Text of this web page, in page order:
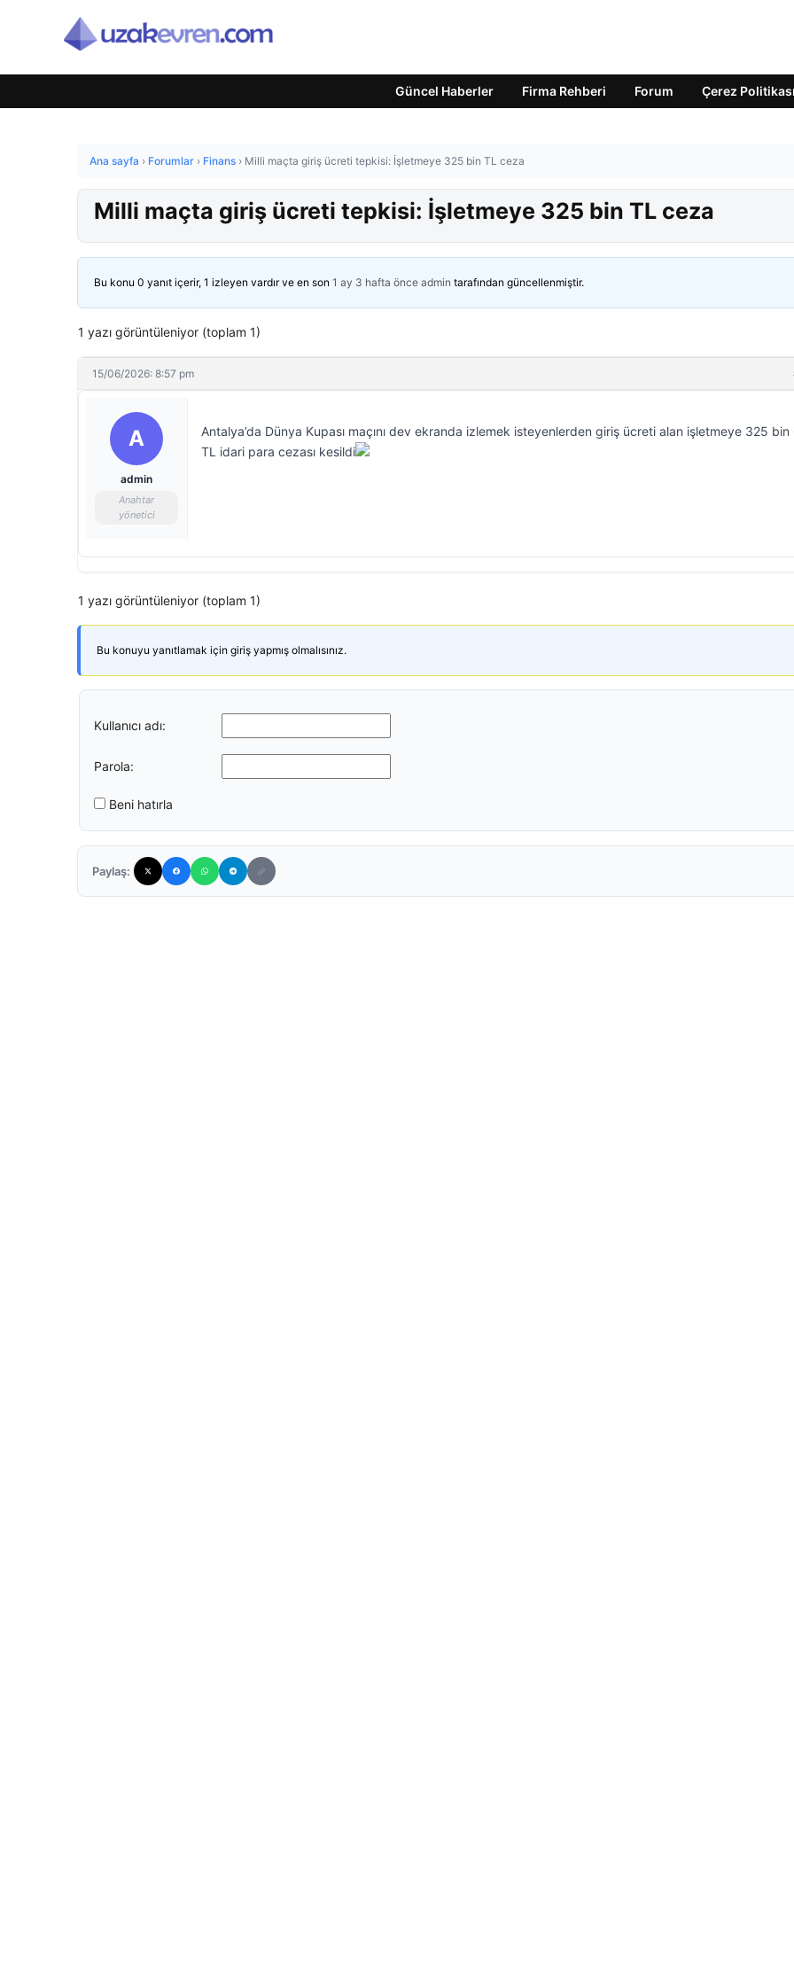
Güncel Haberler Firma Rehberi Forum Çerez Politikası
Ana sayfa › Forumlar › Finans › Milli maçta giriş ücreti tepkisi: İşletmeye 325 bin TL ceza
Milli maçta giriş ücreti tepkisi: İşletmeye 325 bin TL ceza
Bu konu 0 yanıt içerir, 1 izleyen vardır ve en son 1 ay 3 hafta önce admin tarafından güncellenmiştir.
1 yazı görüntüleniyor (toplam 1)
15/06/2026: 8:57 pm
A
admin
Anahtar
yönetici
Antalya’da Dünya Kupası maçını dev ekranda izlemek isteyenlerden giriş ücreti alan işletmeye 325 bin
TL idari para cezası kesildi
1 yazı görüntüleniyor (toplam 1)
Bu konuyu yanıtlamak için giriş yapmış olmalısınız.
Kullanıcı adı:
Parola:
Beni hatırla
Paylaş: